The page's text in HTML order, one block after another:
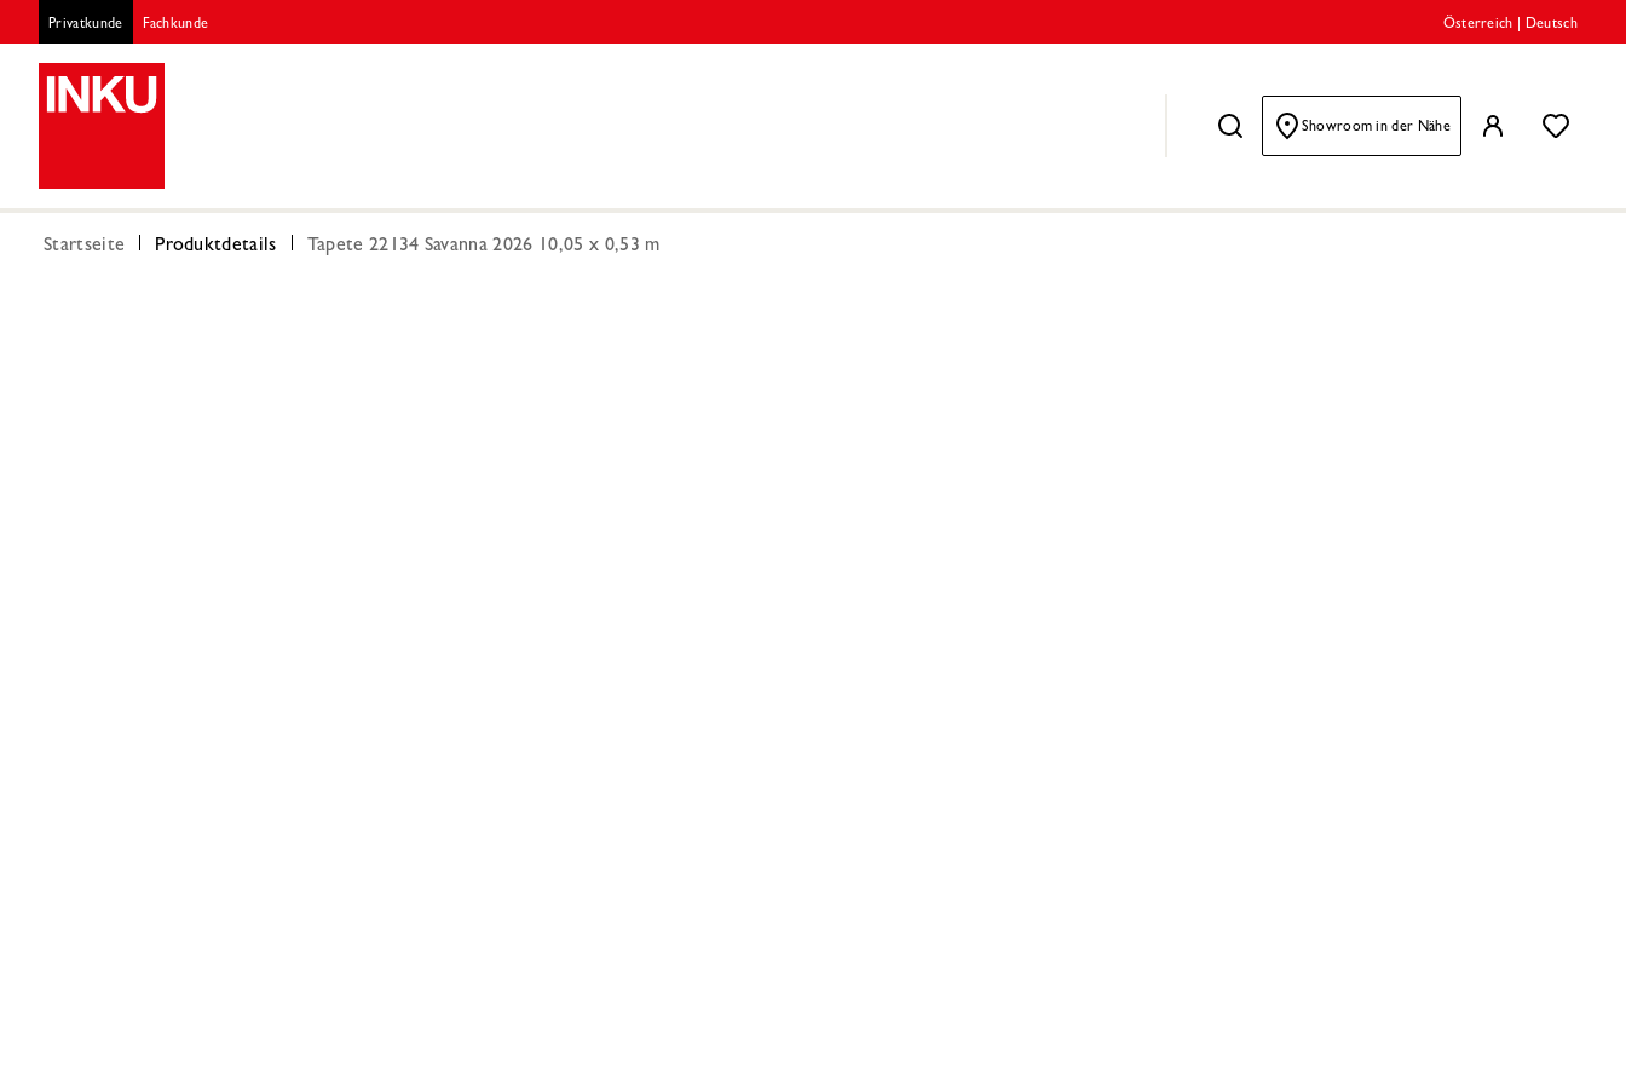
Privatkunde Fachkunde Österreich Deutsch
Showroom in der Nähe
Startseite Produktdetails Tapete 22134 Savanna 2026 10,05 x 0,53 m